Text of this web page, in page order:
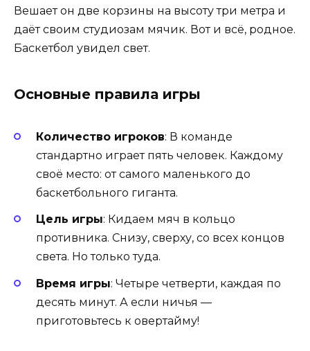
Вешает он две корзины на высоту три метра и
даёт своим студиозам мячик. Вот и всё, родное.
Баскетбол увидел свет.
Основные правила игры
Количество игроков: В команде
стандартно играет пять человек. Каждому
своё место: от самого маленького до
баскетбольного гиганта.
Цель игры: Кидаем мяч в кольцо
противника. Снизу, сверху, со всех концов
света. Но только туда.
Время игры: Четыре четверти, каждая по
десять минут. А если ничья —
приготовьтесь к овертайму!